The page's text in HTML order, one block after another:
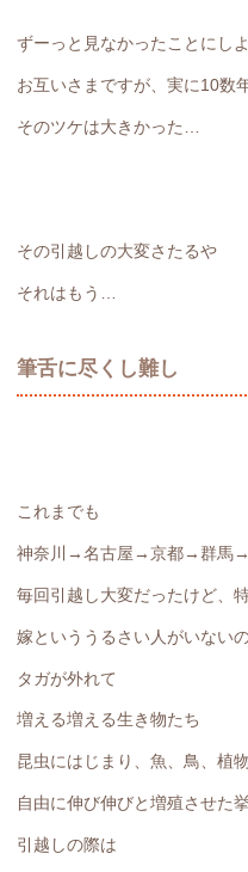
ずーっと見なかったことにし
お互いさまですが、実に10数
そのツケは大きかった…
その引越しの大変さたるや
それはもう…
筆舌に尽くし難し
これまでも
神奈川→名古屋→京都→群馬
毎回引越し大変だったけど、
嫁といううるさい人がいない
タガが外れて
増える増える生き物たち
昆虫にはじまり、魚、鳥、植物
自由に伸び伸びと増殖させた
引越しの際は